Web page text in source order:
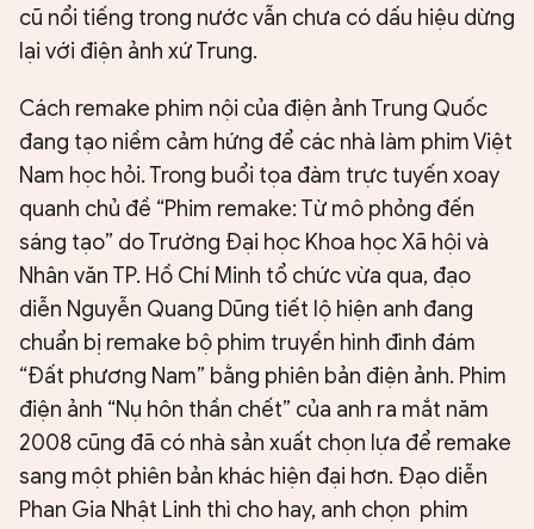
cũ nổi tiếng trong nước vẫn chưa có dấu hiệu dừng
lại với điện ảnh xứ Trung.
Cách remake phim nội của điện ảnh Trung Quốc
đang tạo niềm cảm hứng để các nhà làm phim Việt
Nam học hỏi. Trong buổi tọa đàm trực tuyến xoay
quanh chủ đề “Phim remake: Từ mô phỏng đến
sáng tạo” do Trường Đại học Khoa học Xã hội và
Nhân văn TP. Hồ Chí Minh tổ chức vừa qua, đạo
diễn Nguyễn Quang Dũng tiết lộ hiện anh đang
chuẩn bị remake bộ phim truyền hình đình đám
“Đất phương Nam” bằng phiên bản điện ảnh. Phim
điện ảnh “Nụ hôn thần chết” của anh ra mắt năm
2008 cũng đã có nhà sản xuất chọn lựa để remake
sang một phiên bản khác hiện đại hơn. Đạo diễn
Phan Gia Nhật Linh thì cho hay, anh chọn phim